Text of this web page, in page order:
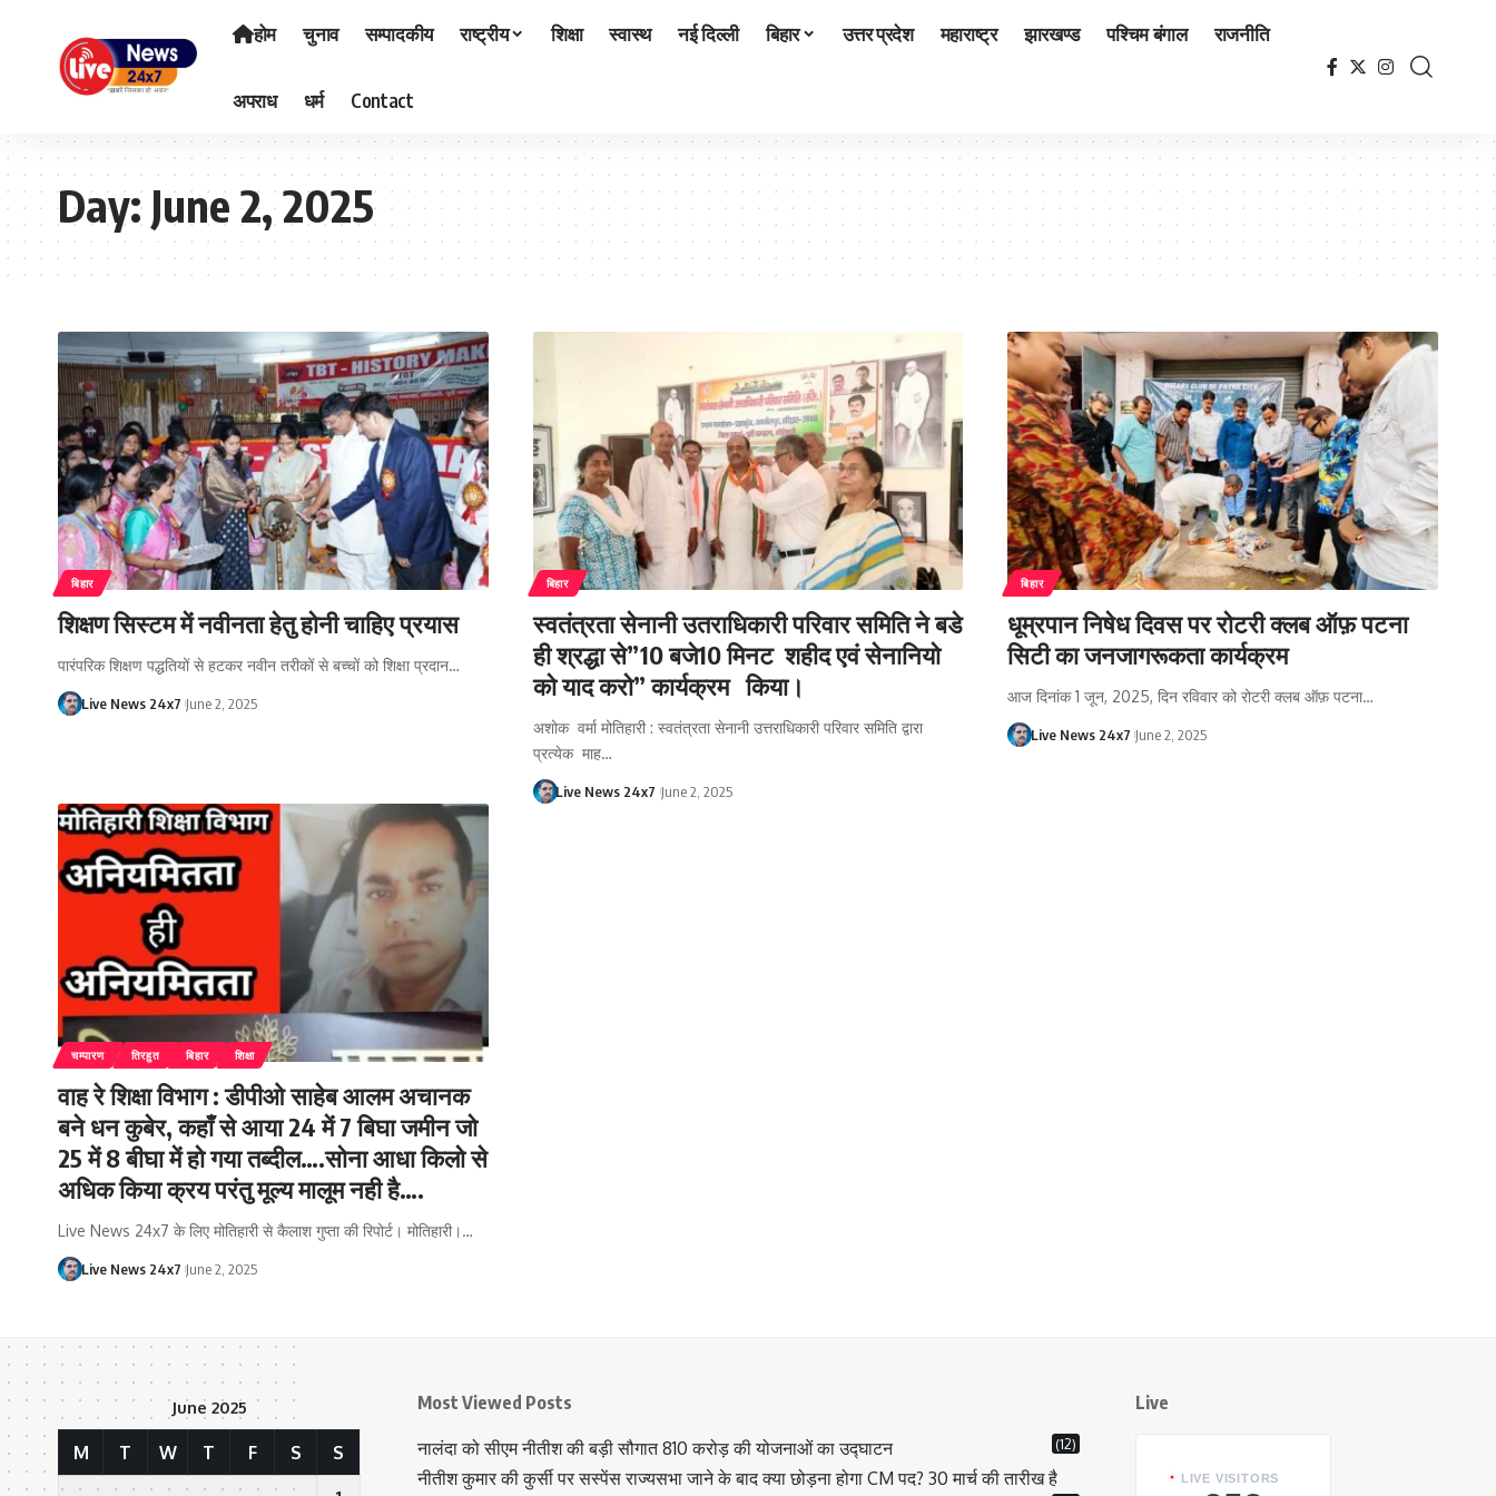
होम चुनाव सम्पादकीय राष्ट्रीय शिक्षा स्वास्थ नई दिल्ली बिहार उत्तर प्रदेश महाराष्ट्र झारखण्ड पश्चिम बंगाल राजनीति
अपराध धर्म Contact
Day:June 2, 2025
बिहार
शिक्षण सिस्टम में नवीनता हेतु होनी चाहिए प्रयास
पारंपरिक शिक्षण पद्धतियों से हटकर नवीन तरीकों से बच्चों को शिक्षा प्रदान…
Live News 24x7 June 2, 2025
बिहार
स्वतंत्रता सेनानी उतराधिकारी परिवार समिति ने बडे
ही श्रद्धा से”10 बजे10 मिनट शहीद एवं सेनानियो
को याद करो” कार्यक्रम किया।
अशोक वर्मा मोतिहारी : स्वतंत्रता सेनानी उत्तराधिकारी परिवार समिति द्वारा
प्रत्येक माह…
Live News 24x7 June 2, 2025
बिहार
धूम्रपान निषेध दिवस पर रोटरी क्लब ऑफ़ पटना
सिटी का जनजागरूकता कार्यक्रम
आज दिनांक 1 जून, 2025, दिन रविवार को रोटरी क्लब ऑफ़ पटना…
Live News 24x7 June 2, 2025
चम्पारण तिरहुत बिहार शिक्षा
वाह रे शिक्षा विभाग : डीपीओ साहेब आलम अचानक
बने धन कुबेर, कहाँ से आया 24 में 7 बिघा जमीन जो
25 में 8 बीघा में हो गया तब्दील….सोना आधा किलो से
अधिक किया क्रय परंतु मूल्य मालूम नही है….
Live News 24x7 के लिए मोतिहारी से कैलाश गुप्ता की रिपोर्ट। मोतिहारी।…
Live News 24x7 June 2, 2025
June 2025
M T W T F S S
Most Viewed Posts
नालंदा को सीएम नीतीश की बड़ी सौगात 810 करोड़ की योजनाओं का उद्घाटन (12)
नीतीश कुमार की कुर्सी पर सस्पेंस राज्यसभा जाने के बाद क्या छोड़ना होगा CM पद? 30 मार्च की तारीख है
Live
LIVE VISITORS